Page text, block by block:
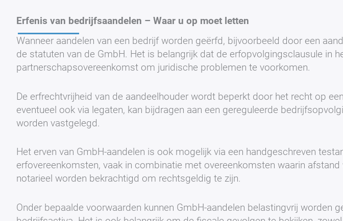
Erfenis van bedrijfsaandelen – Waar u op moet letten
Wanneer aandelen van een bedrijf worden geërfd, bijvoorbeeld door een
de statuten van de GmbH. Het is belangrijk dat de erfopvolgingsclausule in
partnerschapsovereenkomst om juridische problemen te voorkomen.
De erfrechtvrijheid van de aandeelhouder wordt beperkt door het recht op
eventueel ook via legaten, kan bijdragen aan een gereguleerde
worden vastgelegd.
Het erven van GmbH-aandelen is ook mogelijk via een handgeschreven
erfovereenkomsten, vaak in combinatie met overeenkomsten waarin
notarieel worden bekrachtigd om rechtsgeldig te zijn.
Onder bepaalde voorwaarden kunnen GmbH-aandelen belastingvrij